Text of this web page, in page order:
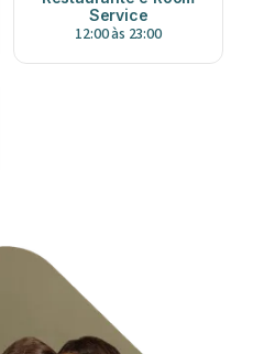
Service
12:00 às 23:00